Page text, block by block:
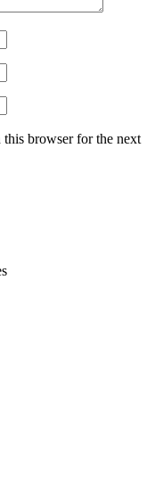
this browser for the next